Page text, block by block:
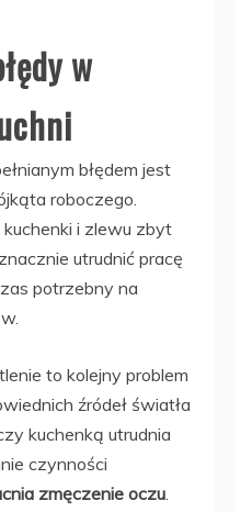
w
błędem jest
roboczego.
i zlewu zbyt
utrudnić pracę
potrzebny na
to kolejny problem
źródeł światła
kuchenką utrudnia
czynności
zmęczenie oczu.